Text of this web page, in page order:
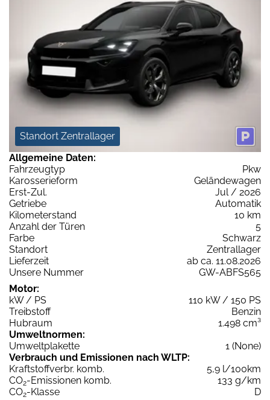
Standort Zentrallager
Allgemeine Daten:
Fahrzeugtyp
Pkw
Karosserieform
Geländewagen
Erst-Zul.
Jul / 2026
Getriebe
Automatik
Kilometerstand
10 km
Anzahl der Türen
5
Farbe
Schwarz
Standort
Zentrallager
Lieferzeit
ab ca. 11.08.2026
Unsere Nummer
GW-ABFS565
Motor:
kW / PS
110 kW / 150 PS
Treibstoff
Benzin
Hubraum
1.498 cm³
Umweltnormen:
Umweltplakette
1 (None)
Verbrauch und Emissionen nach WLTP:
Kraftstoffverbr. komb.
5,9 l/100km
CO2-Emissionen komb.
133 g/km
CO2-Klasse
D